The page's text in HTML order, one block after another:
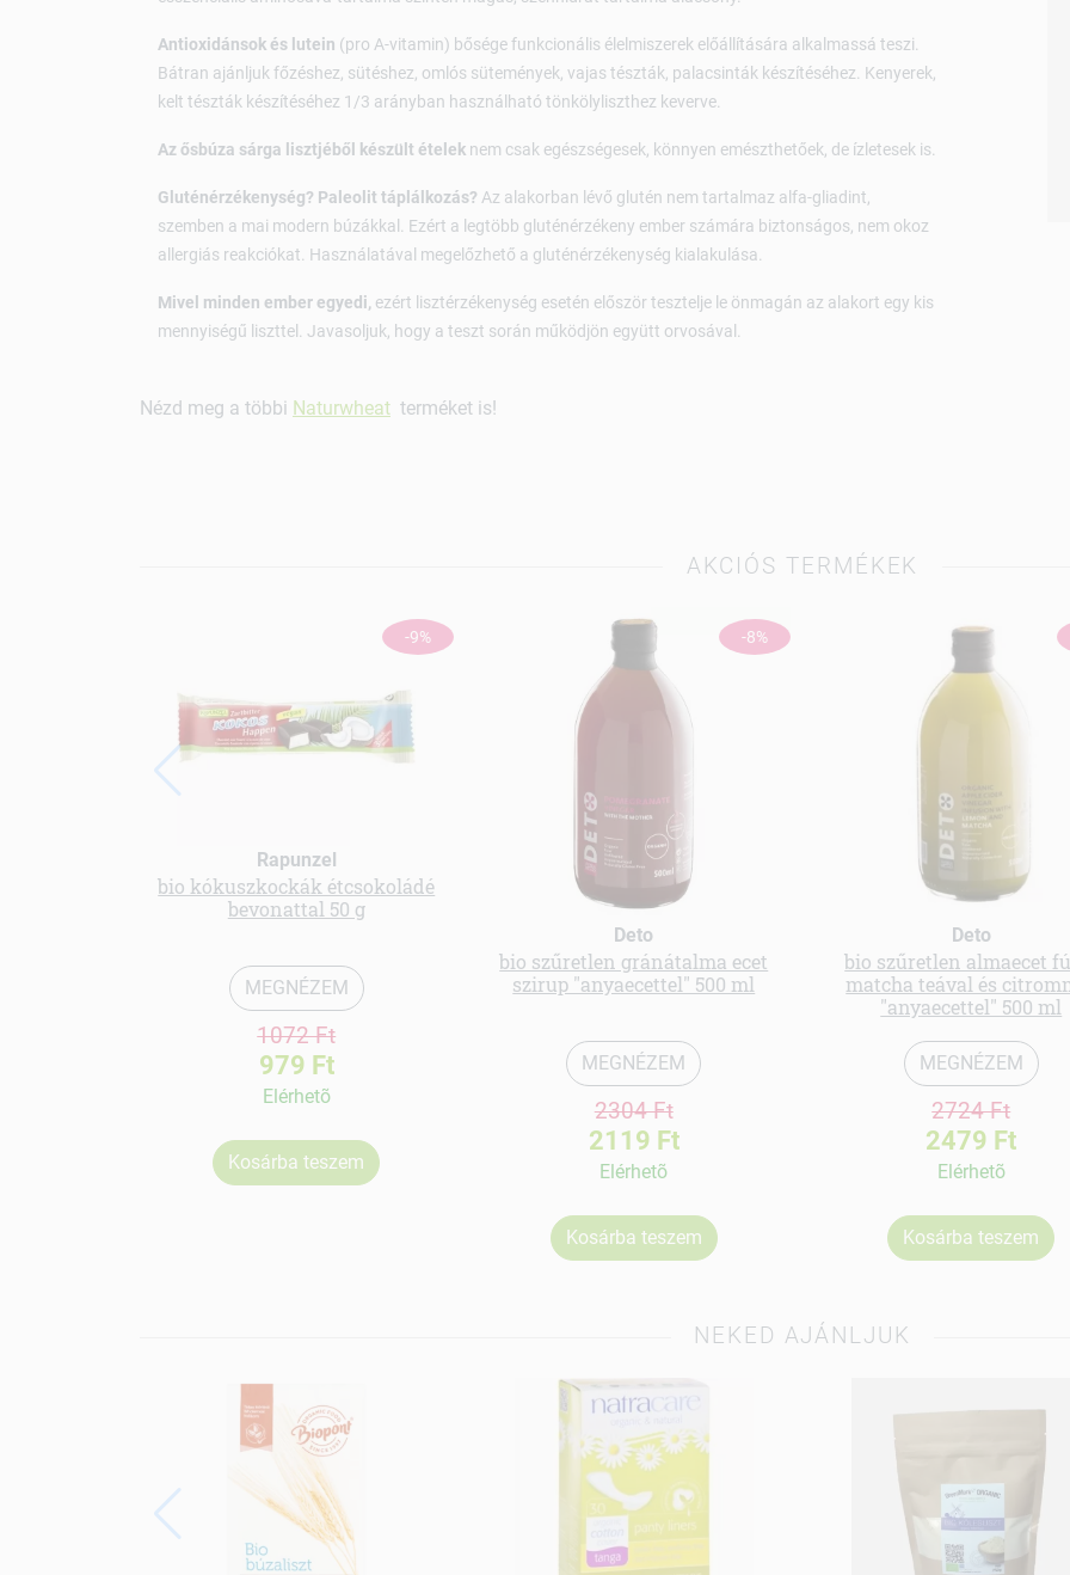
Antioxidánsok és lutein (pro A-vitamin) bősége funkcionális élelmiszerek előállítására alkalmassá teszi.
Bátran ajánljuk főzéshez, sütéshez, omlós sütemények, vajas tészták, palacsinták készítéséhez. Kenyerek,
kelt tészták készítéséhez 1/3 arányban használható tönkölyliszthez keverve.
Az ősbúza sárga lisztjéből készült ételek nem csak egészségesek, könnyen emészthetőek, de ízletesek is.
Gluténérzékenység? Paleolit táplálkozás? Az alakorban lévő glutén nem tartalmaz alfa-gliadint,
szemben a mai modern búzákkal. Ezért a legtöbb gluténérzékeny ember számára biztonságos, nem okoz
allergiás reakciókat. Használatával megelőzhető a gluténérzékenység kialakulása.
Mivel minden ember egyedi, ezért lisztérzékenység esetén először tesztelje le önmagán az alakort egy kis
mennyiségű liszttel. Javasoljuk, hogy a teszt során működjön együtt orvosával.
Nézd meg a többi Naturwheat terméket is!
AKCIÓS TERMÉKEK
-9%
Rapunzel
bio kókuszkockák étcsokoládé
bevonattal 50 g
MEGNÉZEM
1072 Ft
979 Ft
Elérhetõ
Kosárba teszem
-8%
Deto
bio szűretlen gránátalma ecet
szirup "anyaecettel" 500 ml
MEGNÉZEM
2304 Ft
2119 Ft
Elérhetõ
Kosárba teszem
Deto
bio szűretlen almaecet
matcha teával és
"anyaecettel" 500 ml
MEGNÉZEM
2724 Ft
2479 Ft
Elérhetõ
Kosárba teszem
NEKED AJÁNLJUK